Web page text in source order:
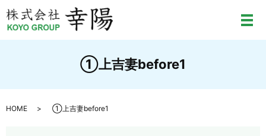
メ
①上吉妻before1
HOME ①上吉妻before1